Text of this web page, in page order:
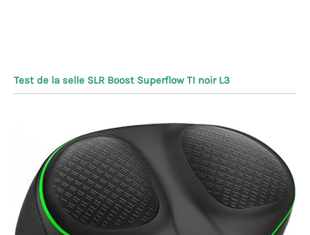
Test de la selle SLR Boost Superflow TI noir L3